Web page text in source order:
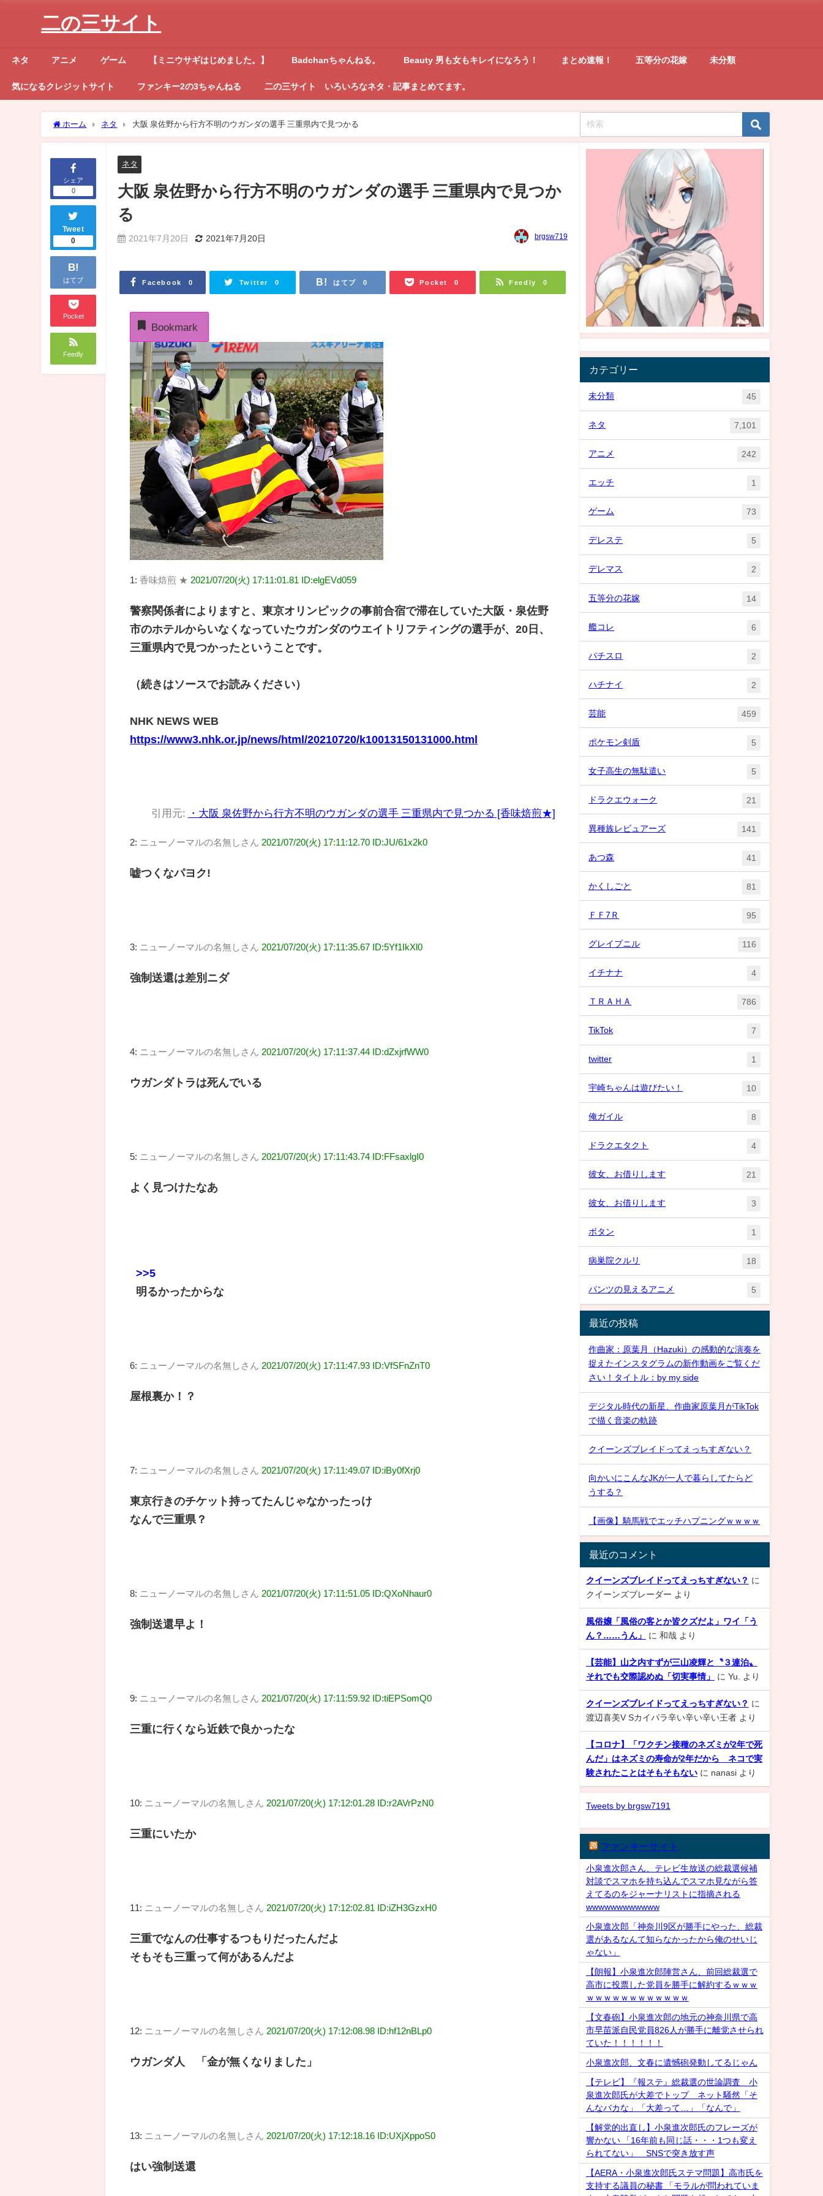
二の三サイト
ネタ アニメ ゲーム 【ミニウサギはじめました。】 Badchanちゃんねる。 Beauty 男も女もキレイになろう！ まとめ速報！ 五等分の花嫁 未分類
気になるクレジットサイト ファンキー2の3ちゃんねる 二の三サイト いろいろなネタ・記事まとめてます。
ホーム ネタ 大阪 泉佐野から行方不明のウガンダの選手 三重県内で見つかる
シェア
0
Tweet
0
B!
はてブ
Pocket
Feedly
ネタ
大阪 泉佐野から行方不明のウガンダの選手 三重県内で見つか
る
2021年7月20日 2021年7月20日 brgsw719
Facebook 0 Twitter 0 はてブ 0 Pocket 0 Feedly 0
Bookmark
1:香味焙煎 ★ 2021/07/20(火) 17:11:01.81 ID:elgEVd059
警察関係者によりますと、東京オリンピックの事前合宿で滞在していた大阪・泉佐野
市のホテルからいなくなっていたウガンダのウエイトリフティングの選手が、20日、
三重県内で見つかったということです。
（続きはソースでお読みください）
NHK NEWS WEB
https://www3.nhk.or.jp/news/html/20210720/k10013150131000.html
引用元: ・大阪 泉佐野から行方不明のウガンダの選手 三重県内で見つかる [香味焙煎★]
2: ニューノーマルの名無しさん 2021/07/20(火) 17:11:12.70 ID:JU/61x2k0
嘘つくなパヨク!
3: ニューノーマルの名無しさん 2021/07/20(火) 17:11:35.67 ID:5Yf1IkXl0
強制送還は差別ニダ
4: ニューノーマルの名無しさん 2021/07/20(火) 17:11:37.44 ID:dZxjrfWW0
ウガンダトラは死んでいる
5: ニューノーマルの名無しさん 2021/07/20(火) 17:11:43.74 ID:FFsaxlgI0
よく見つけたなあ
>>5
明るかったからな
6: ニューノーマルの名無しさん 2021/07/20(火) 17:11:47.93 ID:VfSFnZnT0
屋根裏か！？
7: ニューノーマルの名無しさん 2021/07/20(火) 17:11:49.07 ID:iBy0fXrj0
東京行きのチケット持ってたんじゃなかったっけ
なんで三重県？
8: ニューノーマルの名無しさん 2021/07/20(火) 17:11:51.05 ID:QXoNhaur0
強制送還早よ！
9: ニューノーマルの名無しさん 2021/07/20(火) 17:11:59.92 ID:tiEPSomQ0
三重に行くなら近鉄で良かったな
10: ニューノーマルの名無しさん 2021/07/20(火) 17:12:01.28 ID:r2AVrPzN0
三重にいたか
11: ニューノーマルの名無しさん 2021/07/20(火) 17:12:02.81 ID:iZH3GzxH0
三重でなんの仕事するつもりだったんだよ
そもそも三重って何があるんだよ
12: ニューノーマルの名無しさん 2021/07/20(火) 17:12:08.98 ID:hf12nBLp0
ウガンダ人 「金が無くなりました」
13: ニューノーマルの名無しさん 2021/07/20(火) 17:12:18.16 ID:UXjXppoS0
はい強制送還
カテゴリー
未分類 45
ネタ 7,101
アニメ 242
エッチ 1
ゲーム 73
デレステ 5
デレマス 2
五等分の花嫁 14
艦コレ 6
パチスロ 2
ハチナイ 2
芸能 459
ポケモン剣盾 5
女子高生の無駄遣い 5
ドラクエウォーク 21
異種族レビュアーズ 141
あつ森 41
かくしごと 81
ＦＦ7Ｒ 95
グレイプニル 116
イチナナ 4
ＴＲＡＨＡ 786
TikTok 7
twitter 1
宇崎ちゃんは遊びたい！ 10
俺ガイル 8
ドラクエタクト 4
彼女、お借りします 21
彼女、お借りします 3
ボタン 1
病巣院クルリ 18
パンツの見えるアニメ 5
最近の投稿
作曲家：原葉月（Hazuki）の感動的な演奏を
捉えたインスタグラムの新作動画をご覧くだ
さい！タイトル：by my side
デジタル時代の新星、作曲家原葉月がTikTok
で描く音楽の軌跡
クイーンズブレイドってえっちすぎない？
向かいにこんなJKが一人で暮らしてたらど
うする？
【画像】騎馬戦でエッチハプニングｗｗｗｗ
最近のコメント
クイーンズブレイドってえっちすぎない？ に
クイーンズブレーダー より
風俗嬢「風俗の客とか皆クズだよ」ワイ「う
ん？……うん」
に 和哉より
【芸能】山之内すずが三山凌輝と〝３連泊〟
それでも交際認めぬ「切実事情」
に Yu. より
クイーンズブレイドってえっちすぎない？ に
渡辺喜美V Sカイパラ辛い辛い辛い王者より
【コロナ】「ワクチン接種のネズミが2年で死
んだ」はネズミの寿命が2年だから ネコで実
験されたことはそもそもないに nanasiより
Tweets by brgsw7191
ファンキーサイト
小泉進次郎さん、テレビ生放送の総裁選候補
対談でスマホを持ち込んでスマホ見ながら答
えてるのをジャーナリストに指摘される
wwwwwwwwwwww
小泉進次郎「神奈川9区が勝手にやった、総裁
選があるなんて知らなかったから俺のせいじ
ゃない」
【朗報】小泉進次郎陣営さん、前回総裁選で
高市に投票した党員を勝手に解約するｗｗｗ
ｗｗｗｗｗｗｗｗｗｗｗｗ
【文春砲】小泉進次郎の地元の神奈川県で高
市早苗派自民党員826人が勝手に離党させられ
ていた！！！！！！
小泉進次郎、文春に遺憾砲発動してるじゃん
【テレビ】『報ステ』総裁選の世論調査 小
泉進次郎氏が大差でトップ ネット騒然「そ
んなバカな」「大差って…」「なんで」
【解党的出直し】小泉進次郎氏のフレーズが
響かない 「16年前も同じ話・・・1つも変え
られてない」 SNSで突き放す声
【AERA・小泉進次郎氏ステマ問題】高市氏を
支持する議員の秘書 「モラルが問われていま